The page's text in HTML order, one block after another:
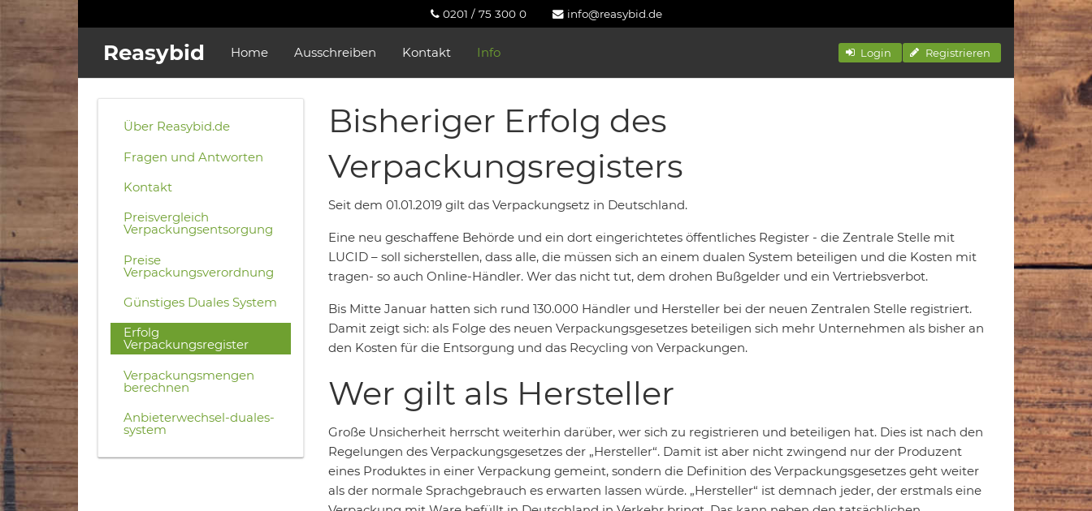
0201 / 75 300 0 info@reasybid.de
Reasybid Home Ausschreiben Kontakt Info Login Registrieren
Über Reasybid.de
Fragen und Antworten
Kontakt
Preisvergleich
Verpackungsentsorgung
Preise
Verpackungsverordnung
Günstiges Duales System
Erfolg
Verpackungsregister
Verpackungsmengen
berechnen
Anbieterwechsel-duales-
system
Bisheriger Erfolg des
Verpackungsregisters
Seit dem 01.01.2019 gilt das Verpackungsetz in Deutschland.
Eine neu geschaffene Behörde und ein dort eingerichtetes öffentliches Register - die Zentrale Stelle mit
LUCID – soll sicherstellen, dass alle, die müssen sich an einem dualen System beteiligen und die Kosten mit
tragen- so auch Online-Händler. Wer das nicht tut, dem drohen Bußgelder und ein Vertriebsverbot.
Bis Mitte Januar hatten sich rund 130.000 Händler und Hersteller bei der neuen Zentralen Stelle registriert.
Damit zeigt sich: als Folge des neuen Verpackungsgesetzes beteiligen sich mehr Unternehmen als bisher an
den Kosten für die Entsorgung und das Recycling von Verpackungen.
Wer gilt als Hersteller
Große Unsicherheit herrscht weiterhin darüber, wer sich zu registrieren und beteiligen hat. Dies ist nach den
Regelungen des Verpackungsgesetzes der „Hersteller“. Damit ist aber nicht zwingend nur der Produzent
eines Produktes in einer Verpackung gemeint, sondern die Definition des Verpackungsgesetzes geht weiter
als der normale Sprachgebrauch es erwarten lassen würde. „Hersteller“ ist demnach jeder, der erstmals eine